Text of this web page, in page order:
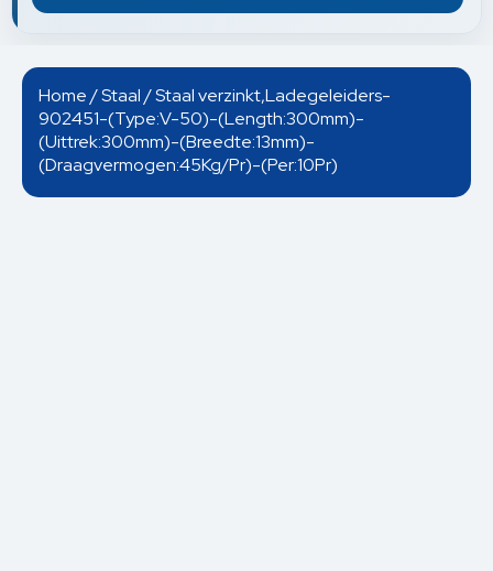
Home/Staal/ Staal verzinkt,Ladegeleiders-
902451-(Type:V-50)-(Length:300mm)-
(Uittrek:300mm)-(Breedte:13mm)-
(Draagvermogen:45Kg/Pr)-(Per:10Pr)